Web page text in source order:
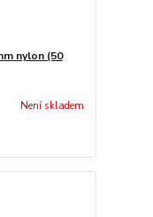
nylon (50
Není skladem